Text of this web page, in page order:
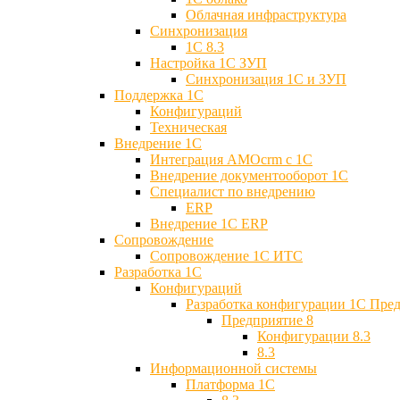
Облачная инфраструктура
Синхронизация
1С 8.3
Настройка 1С ЗУП
Синхронизация 1С и ЗУП
Поддержка 1С
Конфигураций
Техническая
Внедрение 1С
Интеграция AMOcrm с 1C
Внедрение документооборот 1С
Специалист по внедрению
ERP
Внедрение 1С ERP
Cопровождение
Cопровождение 1С ИТС
Разработка 1C
Конфигураций
Разработка конфигурации 1С
Предприятие 8
Конфигурации 8.3
8.3
Информационной системы
Платформа 1С